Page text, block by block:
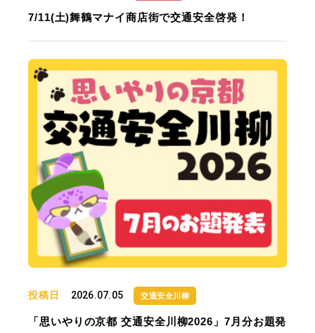
7/11(土)舞鶴マナイ商店街で交通安全啓発！
投稿日 2026.07.05 交通安全川柳
「思いやりの京都 交通安全川柳2026」7月分お題発